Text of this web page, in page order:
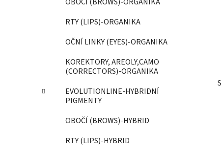
RTY (LIPS)-ORGANIKA
OČNÍ LINKY (EYES)-ORGANIKA
KOREKTORY, AREOLY,CAMO
(CORRECTORS)-ORGANIKA
EVOLUTIONLINE-HYBRIDNÍ
PIGMENTY
OBOČÍ (BROWS)-HYBRID
RTY (LIPS)-HYBRID